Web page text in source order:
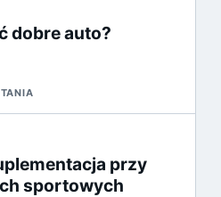
dobre auto?
przy
sportowych